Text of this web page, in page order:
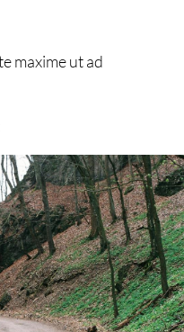
maxime ut ad